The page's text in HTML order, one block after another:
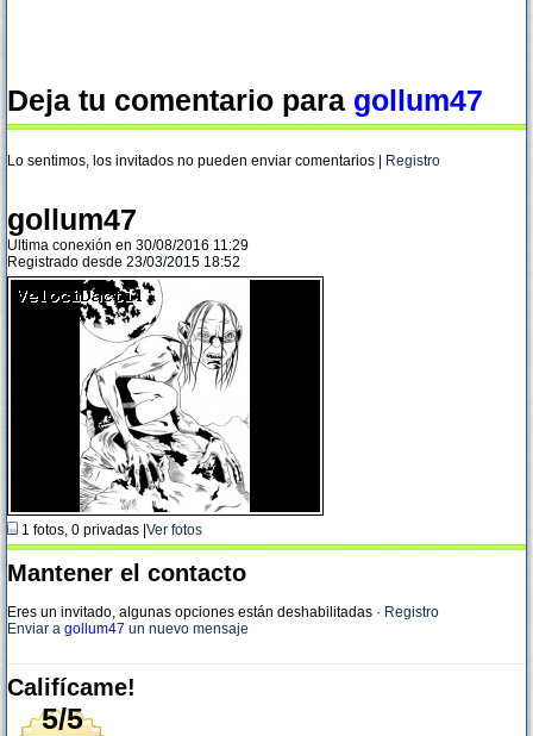
Deja tu comentario para gollum47
Lo sentimos, los invitados no pueden enviar comentarios | Registro
gollum47
Ultima conexión en 30/08/2016 11:29
Registrado desde 23/03/2015 18:52
1 fotos, 0 privadas | Ver fotos
Mantener el contacto
Eres un invitado, algunas opciones están deshabilitadas · Registro
Enviar a gollum47 un nuevo mensaje
Califícame!
5/5